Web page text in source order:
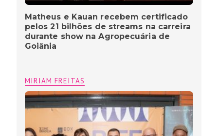
Matheus e Kauan recebem certificado
pelos 21 bilhões de streams na carreira
durante show na Agropecuária de
Goiânia
MIRIAM FREITAS